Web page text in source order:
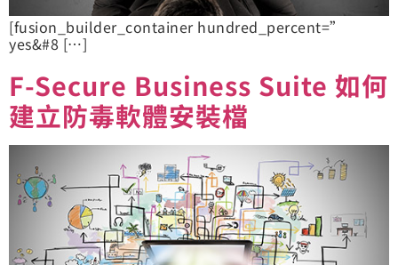
[fusion_builder_container hundred_percent=”
yes&#8 […]
F-Secure Business Suite 如何
建立防毒軟體安裝檔